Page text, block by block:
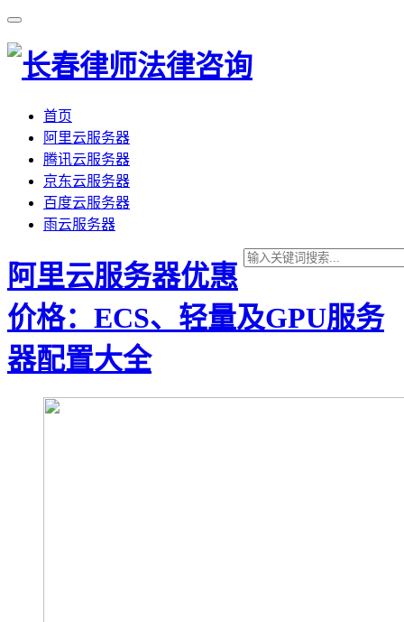
首页
阿里云服务器
腾讯云服务器
京东云服务器
百度云服务器
雨云服务器
阿里云服务器优惠
价格：ECS、轻量及GPU服务
器配置大全